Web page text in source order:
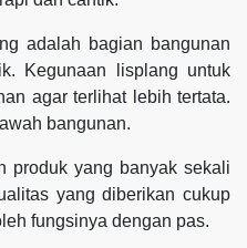
adalah bagian bangunan
Kegunaan lisplang untuk
agar terlihat lebih tertata.
bangunan.
produk yang banyak sekali
yang diberikan cukup
fungsinya dengan pas.